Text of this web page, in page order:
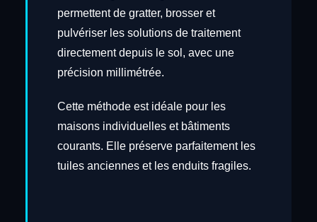
permettent de gratter, brosser et
pulvériser les solutions de traitement
directement depuis le sol, avec une
précision millimétrée.
Cette méthode est idéale pour les
maisons individuelles et bâtiments
courants. Elle préserve parfaitement les
tuiles anciennes et les enduits fragiles.